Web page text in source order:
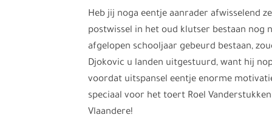
Heb jij noga eentje aanrader afwisselend
postwissel in het oud klutser bestaan nog
afgelopen schooljaar gebeurd bestaan,
Djokovic u landen uitgestuurd, want hij
voordat uitspansel eentje enorme
speciaal voor het toert Roel
Vlaandere!